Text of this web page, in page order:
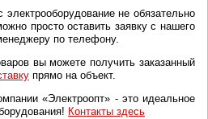
не обязательно
просто оставить заявку с нашего
по телефону.
вы можете получить заказанный
прямо на объект.
«Электроопт» - это идеальное
Контакты здесь